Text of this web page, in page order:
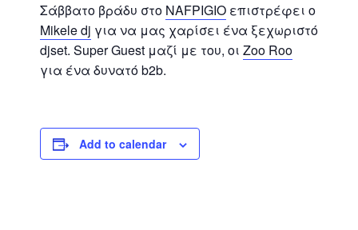
Σάββατο βράδυ στο NAFPIGIO επιστρέφει ο
Mikele dj για να μας χαρίσει ένα ξεχωριστό
djset. Super Guest μαζί με του, οι Zoo Roo
για ένα δυνατό b2b.
Add to calendar